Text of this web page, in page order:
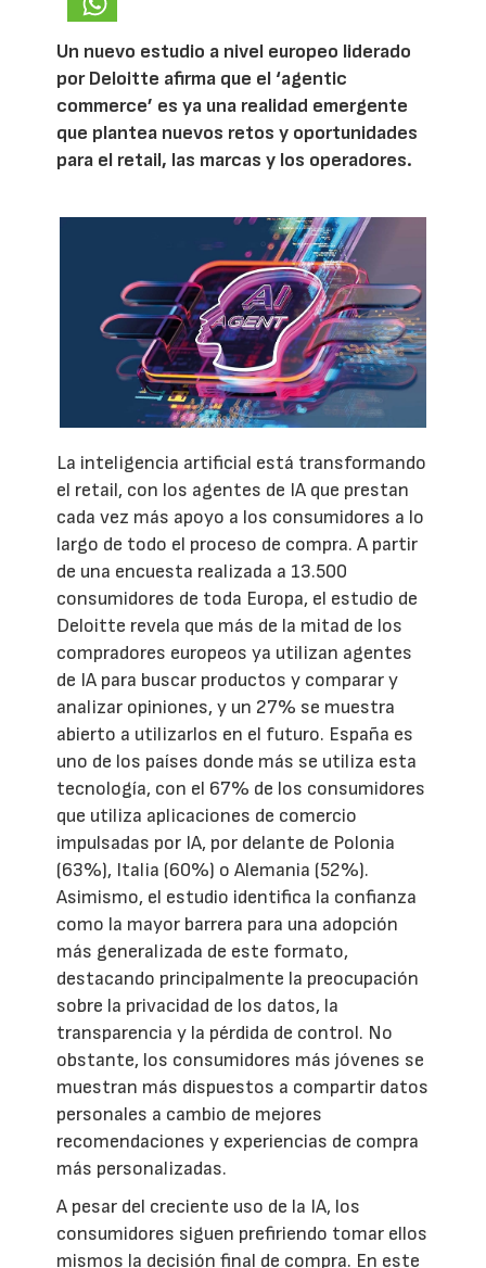
Un nuevo estudio a nivel europeo liderado
por Deloitte afirma que el ‘agentic
commerce’ es ya una realidad emergente
que plantea nuevos retos y oportunidades
para el retail, las marcas y los operadores.
La inteligencia artificial está transformando
el retail, con los agentes de IA que prestan
cada vez más apoyo a los consumidores a lo
largo de todo el proceso de compra. A partir
de una encuesta realizada a 13.500
consumidores de toda Europa, el estudio de
Deloitte revela que más de la mitad de los
compradores europeos ya utilizan agentes
de IA para buscar productos y comparar y
analizar opiniones, y un 27% se muestra
abierto a utilizarlos en el futuro. España es
uno de los países donde más se utiliza esta
tecnología, con el 67% de los consumidores
que utiliza aplicaciones de comercio
impulsadas por IA, por delante de Polonia
(63%), Italia (60%) o Alemania (52%).
Asimismo, el estudio identifica la confianza
como la mayor barrera para una adopción
más generalizada de este formato,
destacando principalmente la preocupación
sobre la privacidad de los datos, la
transparencia y la pérdida de control. No
obstante, los consumidores más jóvenes se
muestran más dispuestos a compartir datos
personales a cambio de mejores
recomendaciones y experiencias de compra
más personalizadas.
A pesar del creciente uso de la IA, los
consumidores siguen prefiriendo tomar ellos
mismos la decisión final de compra. En este